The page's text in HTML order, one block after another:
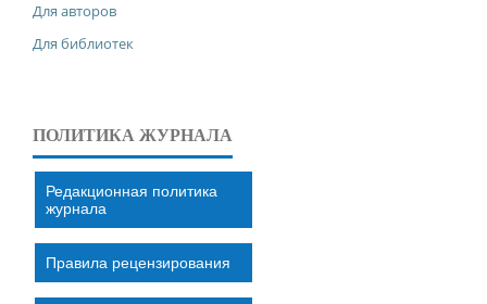
Для авторов
Для библиотек
ПОЛИТИКА ЖУРНАЛА
Редакционная политика
журнала
Правила рецензирования